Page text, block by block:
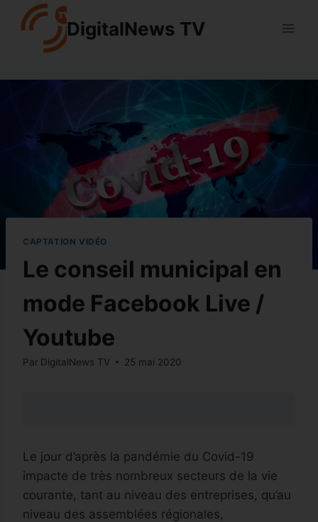
contenu
DigitalNews TV
CAPTATION VIDÉO
Le conseil municipal en
mode Facebook Live /
Youtube
Par DigitalNews TV 25 mai 2020
Le jour d’après la pandémie du Covid-19
impacte de très nombreux secteurs de la vie
courante, tant au niveau des entreprises, qu’au
niveau des assemblées régionales,